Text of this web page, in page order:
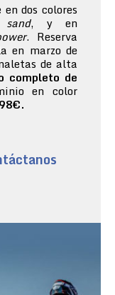
dos colores
, y en
. Reserva
en marzo de
de alta
completo de
en color